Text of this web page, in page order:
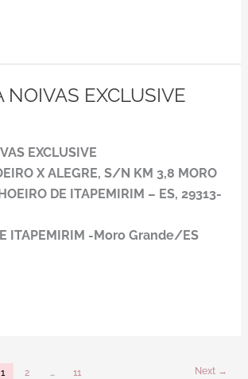
NOIVAS EXCLUSIVE
EXCLUSIVE
X ALEGRE, S/N KM 3,8 MORO
DE ITAPEMIRIM – ES, 29313-
ITAPEMIRIM -Moro Grande/ES
1 2 … 11 Next →